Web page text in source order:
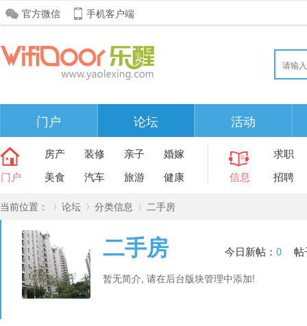
官方微信 手机客户端
门户 论坛 活动
门户
房产 装修 亲子
婚嫁
美食
汽车 旅游 健康 信息
求职
招聘
当前位置：
»
论坛 分类信息 二手房
二手房 今日新帖： 0 帖
暂无简介, 请在后台版块管理中添加!